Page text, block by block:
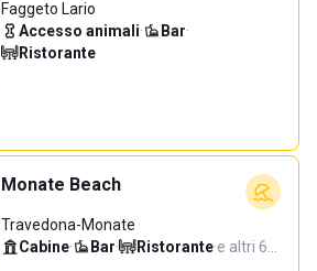
Faggeto Lario
Accesso animali· Bar·
Ristorante
Monate Beach
Travedona-Monate
Cabine· Bar· Ristorante·e altri 6…